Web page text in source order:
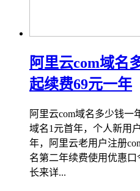
阿里云com域名
起续费69元一年
阿里云com域名多少钱一
域名1元首年，个人新用
年，阿里云老用户注册
名第二年续费使用优惠
长来详...